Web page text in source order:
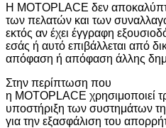
Η MOTOPLACE δεν
των πελατών και των
εκτός αν έχει έγγραφη
εσάς ή αυτό επιβάλλεται από
απόφαση ή απόφαση άλλης
Στην περίπτωση που
η MOTOPLACE χρησιμοποιεί
υποστήριξη των συστημάτων
για την εξασφάλιση του